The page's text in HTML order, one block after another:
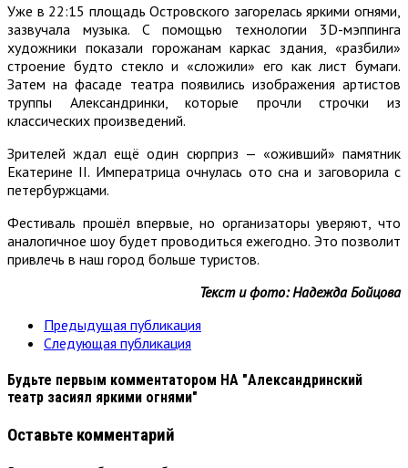
Уже в 22:15 площадь Островского загорелась яркими огнями,
зазвучала музыка. С помощью технологии 3D-мэппинга
художники показали горожанам каркас здания, «разбили»
строение будто стекло и «сложили» его как лист бумаги.
Затем на фасаде театра появились изображения артистов
труппы Александринки, которые прочли строчки из
классических произведений.
Зрителей ждал ещё один сюрприз — «оживший» памятник
Екатерине II. Императрица очнулась ото сна и заговорила с
петербуржцами.
Фестиваль прошёл впервые, но организаторы уверяют, что
аналогичное шоу будет проводиться ежегодно. Это позволит
привлечь в наш город больше туристов.
Текст и фото: Надежда Бойцова
Предыдущая публикация
Следующая публикация
Будьте первым комментатором НА "Александринский
театр засиял яркими огнями"
Оставьте комментарий